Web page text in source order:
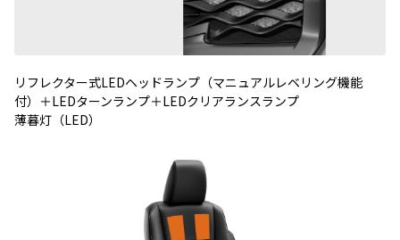
リフレクター式LEDヘッドランプ（マニュアルレベリング機能
付）＋LEDターンランプ＋LEDクリアランスランプ
薄暮灯（LED）